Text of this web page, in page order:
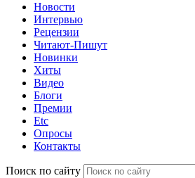
Новости
Интервью
Рецензии
Читают-Пишут
Новинки
Хиты
Видео
Блоги
Премии
Etc
Опросы
Контакты
Поиск по сайту